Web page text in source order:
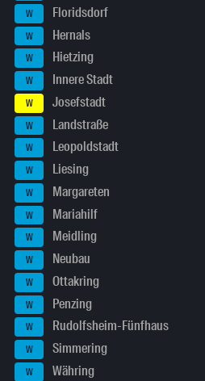
W Floridsdorf
W Hernals
W Hietzing
W Innere Stadt
W Josefstadt
W Landstraße
W Leopoldstadt
W Liesing
W Margareten
W Mariahilf
W Meidling
W Neubau
W Ottakring
W Penzing
W Rudolfsheim-Fünfhaus
W Simmering
W Währing